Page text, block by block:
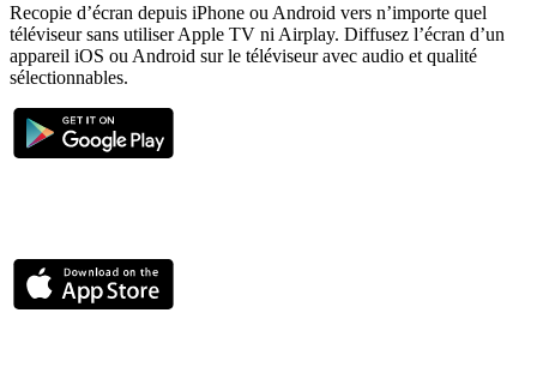
Recopie d’écran depuis iPhone ou Android vers n’importe quel
téléviseur sans utiliser Apple TV ni Airplay. Diffusez l’écran d’un
appareil iOS ou Android sur le téléviseur avec audio et qualité
sélectionnables.